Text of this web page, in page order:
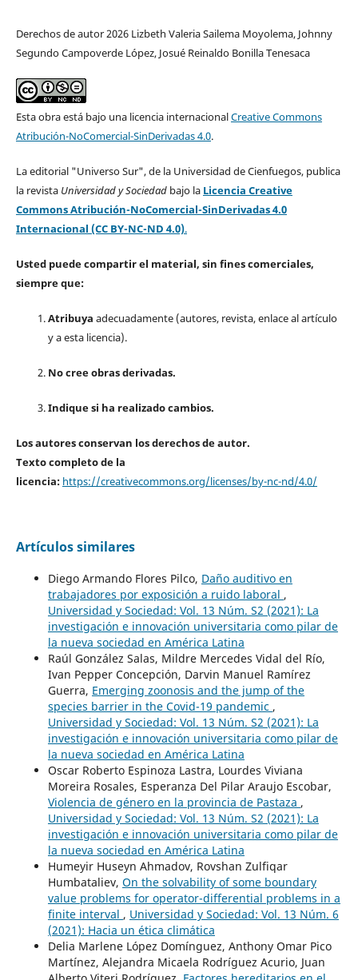
Derechos de autor 2026 Lizbeth Valeria Sailema Moyolema, Johnny
Segundo Campoverde López, Josué Reinaldo Bonilla Tenesaca
Esta obra está bajo una licencia internacionalCreative Commons
Atribución-NoComercial-SinDerivadas 4.0.
La editorial "Universo Sur", de la Universidad de Cienfuegos, publica
la revista Universidad y Sociedad bajo la Licencia Creative
Commons Atribución-NoComercial-SinDerivadas 4.0
Internacional (CC BY-NC-ND 4.0).
Usted puede compartir el material, sin fines comerciales,
siempre que:
Atribuya adecuadamente (autores, revista, enlace al artículo
y a esta licencia).
No cree obras derivadas.
Indique si ha realizado cambios.
Los autores conservan los derechos de autor.
Texto completo de la
licencia: https://creativecommons.org/licenses/by-nc-nd/4.0/
Artículos similares
Diego Armando Flores Pilco, Daño auditivo en
trabajadores por exposición a ruido laboral ,
Universidad y Sociedad: Vol. 13 Núm. S2 (2021): La
investigación e innovación universitaria como pilar de
la nueva sociedad en América Latina
Raúl González Salas, Mildre Mercedes Vidal del Río,
Ivan Pepper Concepción, Darvin Manuel Ramírez
Guerra, Emerging zoonosis and the jump of the
species barrier in the Covid-19 pandemic ,
Universidad y Sociedad: Vol. 13 Núm. S2 (2021): La
investigación e innovación universitaria como pilar de
la nueva sociedad en América Latina
Oscar Roberto Espinoza Lastra, Lourdes Viviana
Moreira Rosales, Esperanza Del Pilar Araujo Escobar,
Violencia de género en la provincia de Pastaza ,
Universidad y Sociedad: Vol. 13 Núm. S2 (2021): La
investigación e innovación universitaria como pilar de
la nueva sociedad en América Latina
Humeyir Huseyn Ahmadov, Rovshan Zulfiqar
Humbataliev, On the solvability of some boundary
value problems for operator-differential problems in a
finite interval , Universidad y Sociedad: Vol. 13 Núm. 6
(2021): Hacia un ética climática
Delia Marlene López Domínguez, Anthony Omar Pico
Martínez, Alejandra Micaela Rodríguez Acurio, Juan